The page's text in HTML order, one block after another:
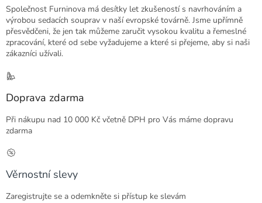
Společnost Furninova má desítky let zkušeností s navrhováním a
výrobou sedacích souprav v naší evropské továrně. Jsme upřímně
přesvědčeni, že jen tak můžeme zaručit vysokou kvalitu a řemeslné
zpracování, které od sebe vyžadujeme a které si přejeme, aby si naši
zákazníci užívali.
Doprava zdarma
Při nákupu nad 10 000 Kč včetně DPH pro Vás máme dopravu
zdarma
Věrnostní slevy
Zaregistrujte se a odemkněte si přístup ke slevám